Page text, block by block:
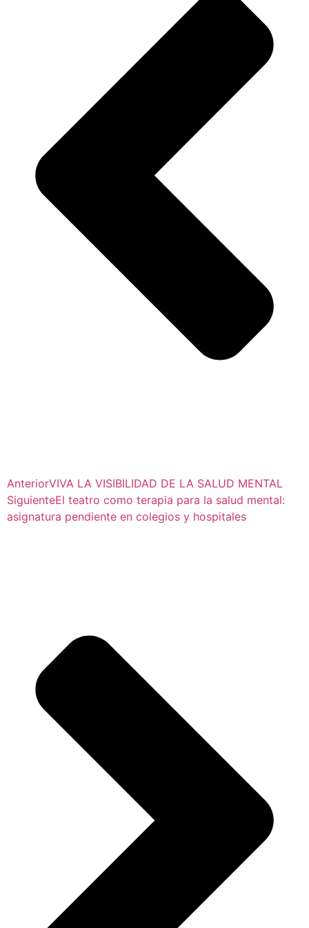
AnteriorVIVA LA VISIBILIDAD DE LA SALUD MENTAL
SiguienteEl teatro como terapia para la salud mental:
asignatura pendiente en colegios y hospitales